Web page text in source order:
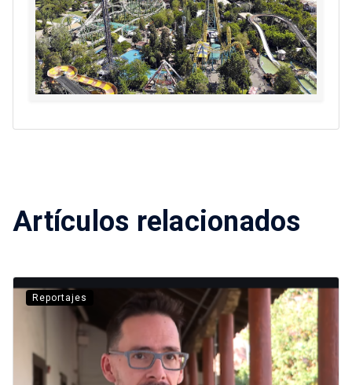
Artículos relacionados
Reportajes